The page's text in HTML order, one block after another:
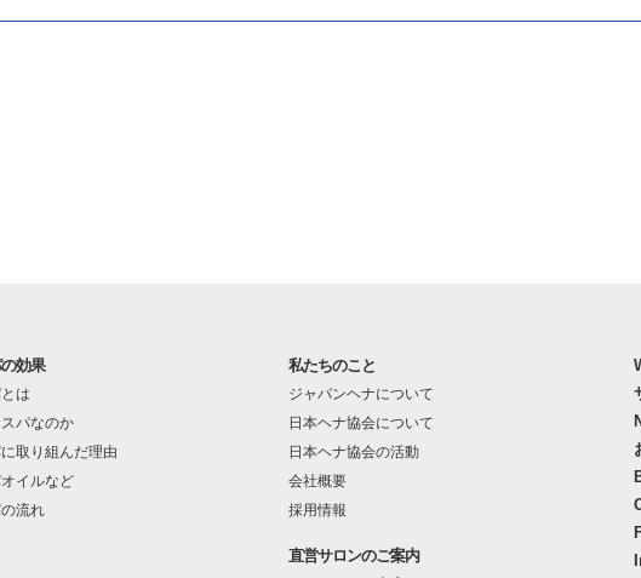
効果
は
パなのか
取り組んだ理由
イルなど
流れ
私たちのこと
ジャパンヘナについて
日本ヘナ協会について
日本ヘナ協会の活動
会社概要
採用情報
直営サロンのご案内